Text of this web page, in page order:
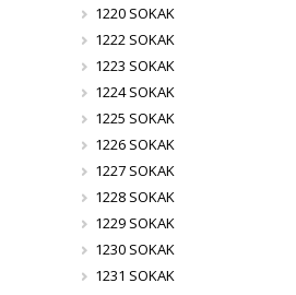
1220 SOKAK
1222 SOKAK
1223 SOKAK
1224 SOKAK
1225 SOKAK
1226 SOKAK
1227 SOKAK
1228 SOKAK
1229 SOKAK
1230 SOKAK
1231 SOKAK